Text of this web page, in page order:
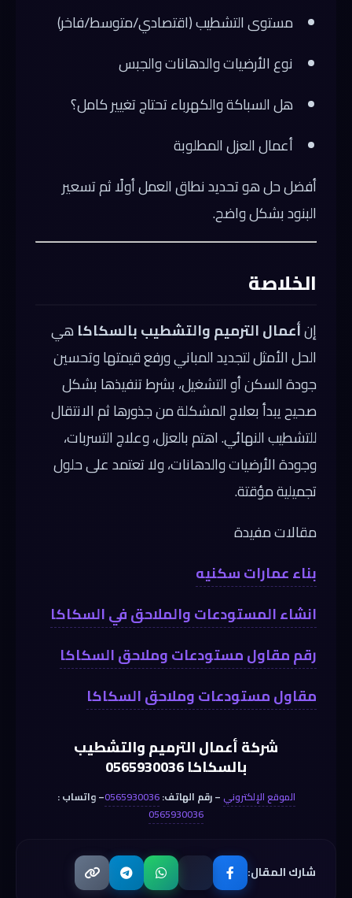
مستوى التشطيب (اقتصادي/متوسط/فاخر)
نوع الأرضيات والدهانات والجبس
هل السباكة والكهرباء تحتاج تغيير كامل؟
أعمال العزل المطلوبة
أفضل حل هو تحديد نطاق العمل أولًا ثم تسعير
البنود بشكل واضح.
الخلاصة
إنأعمال الترميم والتشطيب بالسكاكاهي
الحل الأمثل لتجديد المباني ورفع قيمتها وتحسين
جودة السكن أو التشغيل، بشرط تنفيذها بشكل
صحيح يبدأ بعلاج المشكلة من جذورها ثم الانتقال
للتشطيب النهائي. اهتم بالعزل، وعلاج التسربات،
وجودة الأرضيات والدهانات، ولا تعتمد على حلول
تجميلية مؤقتة.
مقالات مفيدة
بناء عمارات سكنيه
انشاء المستودعات والملاحق في السكاكا
رقم مقاول مستودعات وملاحق السكاكا
مقاول مستودعات وملاحق السكاكا
شركة أعمال الترميم والتشطيب
بالسكاكا 0565930036
الموقع الإلكتروني– رقم الهاتف:0565930036– واتساب :
0565930036
شارك المقال: